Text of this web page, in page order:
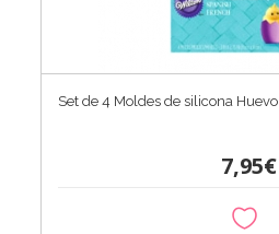
Set de 4 Moldes de silicona Huevo
7,95€